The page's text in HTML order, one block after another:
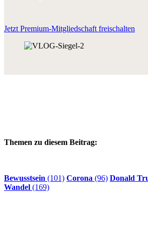
Jetzt Premium-Mitgliedschaft freischalten
Themen zu diesem Beitrag:
Bewusstsein (101) Corona (96) Donald
Wandel (169)